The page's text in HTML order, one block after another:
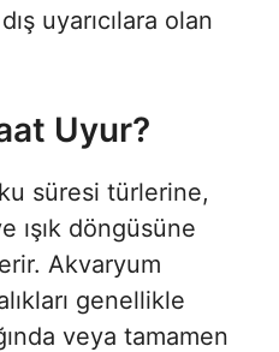
uyarıcılara olan
Uyur?
süresi türlerine,
ışık döngüsüne
Akvaryum
genellikle
veya tamamen